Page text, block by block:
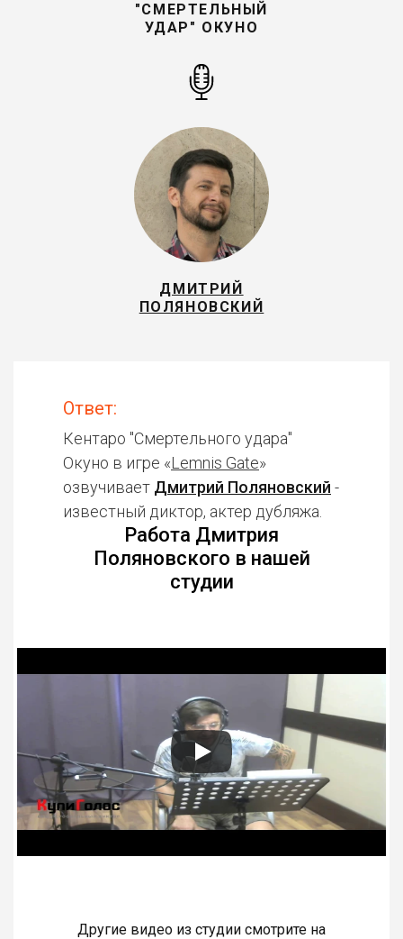
"СМЕРТЕЛЬНЫЙ
УДАР" ОКУНО
ДМИТРИЙ
ПОЛЯНОВСКИЙ
Ответ:
Кентаро "Смертельного удара"
Окуно в игре «Lemnis Gate»
озвучивает Дмитрий Поляновский -
известный диктор, актер дубляжа.
Работа Дмитрия
Поляновского в нашей
студии
Другие видео из студии смотрите на